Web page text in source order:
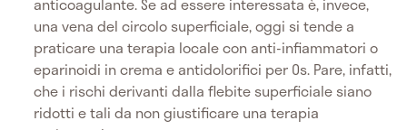
una vena del circolo superficiale, oggi si tende a
praticare una terapia locale con anti-infiammatori o
eparinoidi in crema e antidolorifici per Os. Pare, infatti,
che i rischi derivanti dalla flebite superficiale siano
ridotti e tali da non giustificare una terapia